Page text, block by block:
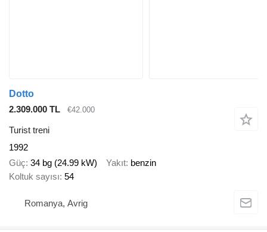
Dotto
2.309.000 TL
€42.000
Turist treni
1992
Güç 34 bg (24.99 kW) Yakıt benzin
Koltuk sayısı 54
Romanya, Avrig